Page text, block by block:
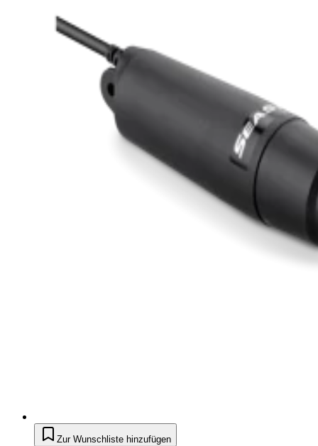
Zur Wunschliste hinzufügen